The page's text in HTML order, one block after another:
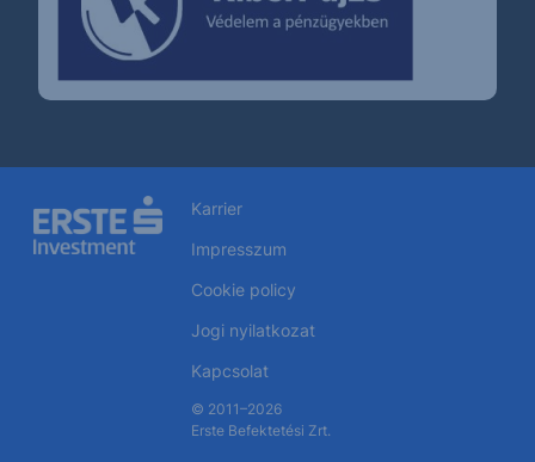
Karrier
Impresszum
Cookie policy
Jogi nyilatkozat
Kapcsolat
© 2011–2026
Erste Befektetési Zrt.